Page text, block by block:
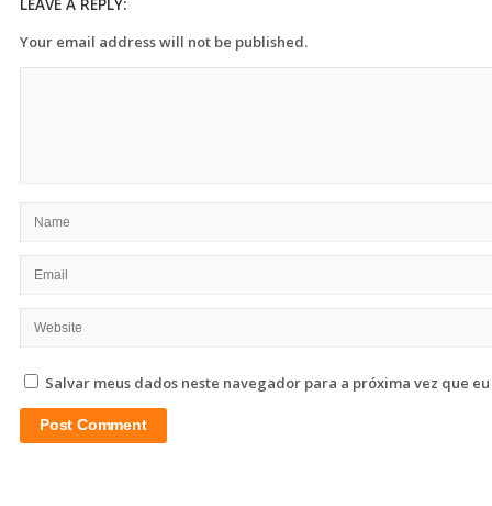
LEAVE A REPLY:
Your email address will not be published.
Salvar meus dados neste navegador para a próxima vez que